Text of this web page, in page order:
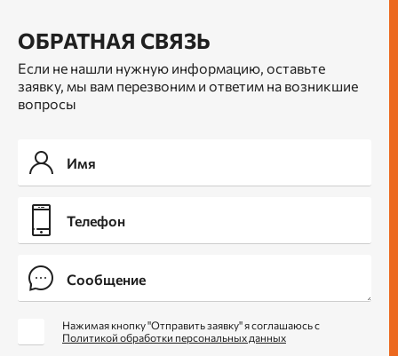
ОБРАТНАЯ СВЯЗЬ
Если не нашли нужную информацию, оставьте
заявку, мы вам перезвоним и ответим на возникшие
вопросы
Нажимая кнопку "Отправить заявку" я соглашаюсь с
Политикой обработки персональных данных